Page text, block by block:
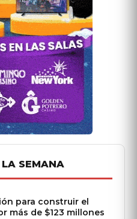
LA SEMANA
para construir el
más de $123 millones